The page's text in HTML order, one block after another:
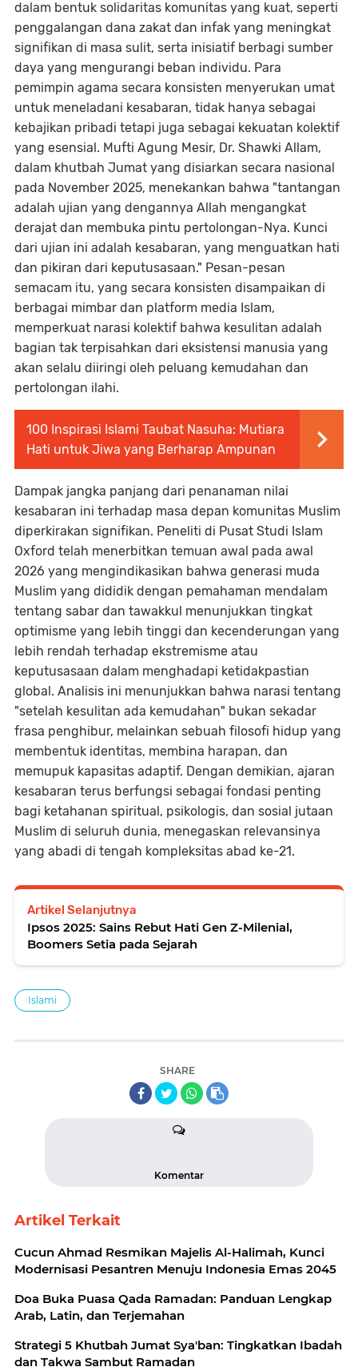
dalam bentuk solidaritas komunitas yang kuat, seperti
penggalangan dana zakat dan infak yang meningkat
signifikan di masa sulit, serta inisiatif berbagi sumber
daya yang mengurangi beban individu. Para
pemimpin agama secara konsisten menyerukan umat
untuk meneladani kesabaran, tidak hanya sebagai
kebajikan pribadi tetapi juga sebagai kekuatan kolektif
yang esensial. Mufti Agung Mesir, Dr. Shawki Allam,
dalam khutbah Jumat yang disiarkan secara nasional
pada November 2025, menekankan bahwa "tantangan
adalah ujian yang dengannya Allah mengangkat
derajat dan membuka pintu pertolongan-Nya. Kunci
dari ujian ini adalah kesabaran, yang menguatkan hati
dan pikiran dari keputusasaan." Pesan-pesan
semacam itu, yang secara konsisten disampaikan di
berbagai mimbar dan platform media Islam,
memperkuat narasi kolektif bahwa kesulitan adalah
bagian tak terpisahkan dari eksistensi manusia yang
akan selalu diiringi oleh peluang kemudahan dan
pertolongan ilahi.
100 Inspirasi Islami Taubat Nasuha: Mutiara
Hati untuk Jiwa yang Berharap Ampunan
Dampak jangka panjang dari penanaman nilai
kesabaran ini terhadap masa depan komunitas Muslim
diperkirakan signifikan. Peneliti di Pusat Studi Islam
Oxford telah menerbitkan temuan awal pada awal
2026 yang mengindikasikan bahwa generasi muda
Muslim yang dididik dengan pemahaman mendalam
tentang sabar dan tawakkul menunjukkan tingkat
optimisme yang lebih tinggi dan kecenderungan yang
lebih rendah terhadap ekstremisme atau
keputusasaan dalam menghadapi ketidakpastian
global. Analisis ini menunjukkan bahwa narasi tentang
"setelah kesulitan ada kemudahan" bukan sekadar
frasa penghibur, melainkan sebuah filosofi hidup yang
membentuk identitas, membina harapan, dan
memupuk kapasitas adaptif. Dengan demikian, ajaran
kesabaran terus berfungsi sebagai fondasi penting
bagi ketahanan spiritual, psikologis, dan sosial jutaan
Muslim di seluruh dunia, menegaskan relevansinya
yang abadi di tengah kompleksitas abad ke-21.
Artikel Selanjutnya
Ipsos 2025: Sains Rebut Hati Gen Z-Milenial,
Boomers Setia pada Sejarah
Islami
SHARE
Komentar
Artikel Terkait
Cucun Ahmad Resmikan Majelis Al-Halimah, Kunci
Modernisasi Pesantren Menuju Indonesia Emas 2045
Doa Buka Puasa Qada Ramadan: Panduan Lengkap
Arab, Latin, dan Terjemahan
Strategi 5 Khutbah Jumat Sya'ban: Tingkatkan Ibadah
dan Takwa Sambut Ramadan